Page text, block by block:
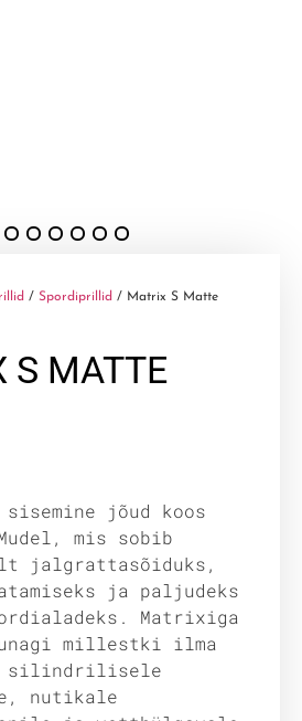
/ Spordiprillid / Matrix S Matte
S MATTE
sisemine jõud koos
mis sobib
jalgrattasõiduks,
ja paljudeks
Matrixiga
millestki ilma
silindrilisele
nutikale